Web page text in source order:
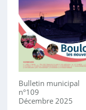
Bulletin municipal
n°109
Décembre 2025